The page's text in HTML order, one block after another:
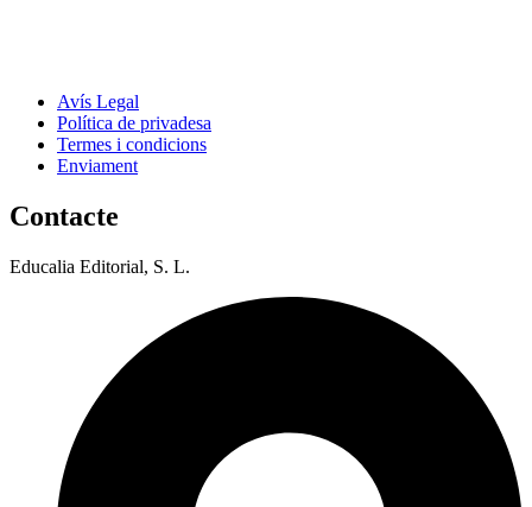
Avís Legal
Política de privadesa
Termes i condicions
Enviament
Contacte
Educalia Editorial, S. L.